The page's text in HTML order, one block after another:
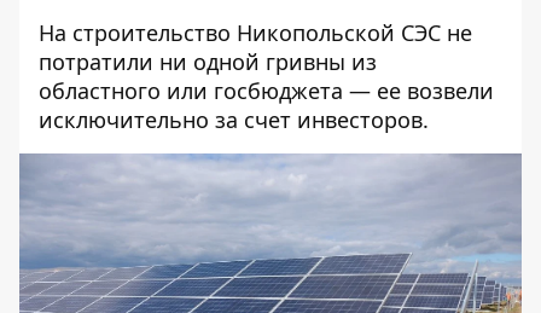
На строительство Никопольской СЭС не
потратили ни одной гривны из
областного или госбюджета — ее возвели
исключительно за счет инвесторов.